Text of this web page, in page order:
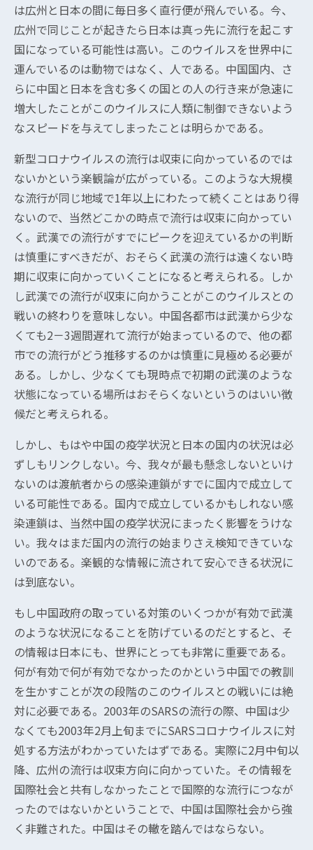
は広州と日本の間に毎日多く直行便が飛んでいる。今、
広州で同じことが起きたら日本は真っ先に流行を起こす
国になっている可能性は高い。このウイルスを世界中に
運んでいるのは動物ではなく、人である。中国国内、さ
らに中国と日本を含む多くの国との人の行き来が急速に
増大したことがこのウイルスに人類に制御できないよう
なスピードを与えてしまったことは明らかである。
新型コロナウイルスの流行は収束に向かっているのでは
ないかという楽観論が広がっている。このような大規模
な流行が同じ地域で1年以上にわたって続くことはあり得
ないので、当然どこかの時点で流行は収束に向かってい
く。武漢での流行がすでにピークを迎えているかの判断
は慎重にすべきだが、おそらく武漢の流行は遠くない時
期に収束に向かっていくことになると考えられる。しか
し武漢での流行が収束に向かうことがこのウイルスとの
戦いの終わりを意味しない。中国各都市は武漢から少な
くても2－3週間遅れて流行が始まっているので、他の都
市での流行がどう推移するのかは慎重に見極める必要が
ある。しかし、少なくても現時点で初期の武漢のような
状態になっている場所はおそらくないというのはいい徴
候だと考えられる。
しかし、もはや中国の疫学状況と日本の国内の状況は必
ずしもリンクしない。今、我々が最も懸念しないといけ
ないのは渡航者からの感染連鎖がすでに国内で成立して
いる可能性である。国内で成立しているかもしれない感
染連鎖は、当然中国の疫学状況にまったく影響をうけな
い。我々はまだ国内の流行の始まりさえ検知できていな
いのである。楽観的な情報に流されて安心できる状況に
は到底ない。
もし中国政府の取っている対策のいくつかが有効で武漢
のような状況になることを防げているのだとすると、そ
の情報は日本にも、世界にとっても非常に重要である。
何が有効で何が有効でなかったのかという中国での教訓
を生かすことが次の段階のこのウイルスとの戦いには絶
対に必要である。2003年のSARSの流行の際、中国は少
なくても2003年2月上旬までにSARSコロナウイルスに対
処する方法がわかっていたはずである。実際に2月中旬以
降、広州の流行は収束方向に向かっていた。その情報を
国際社会と共有しなかったことで国際的な流行につなが
ったのではないかということで、中国は国際社会から強
く非難された。中国はその轍を踏んではならない。